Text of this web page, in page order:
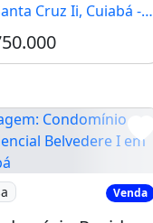
Cruz Ii, Cuiabá - MT
Condomínio Venda